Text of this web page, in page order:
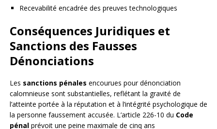
Recevabilité encadrée des preuves technologiques
Conséquences Juridiques et
Sanctions des Fausses
Dénonciations
Les sanctions pénales encourues pour dénonciation
calomnieuse sont substantielles, reflétant la gravité de
l’atteinte portée à la réputation et à l’intégrité psychologique de
la personne faussement accusée. L’article 226-10 du Code
pénal prévoit une peine maximale de cinq ans